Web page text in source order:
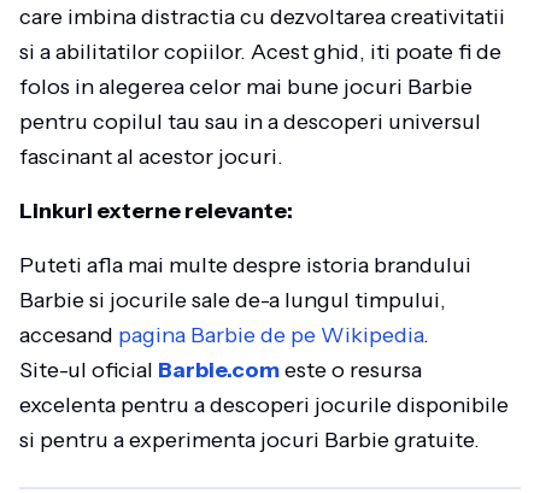
care imbina distractia cu dezvoltarea creativitatii
si a abilitatilor copiilor. Acest ghid, iti poate fi de
folos in alegerea celor mai bune jocuri Barbie
pentru copilul tau sau in a descoperi universul
fascinant al acestor jocuri.
Linkuri externe relevante:
Puteti afla mai multe despre istoria brandului
Barbie si jocurile sale de-a lungul timpului,
accesand pagina Barbie de pe Wikipedia.
Site-ul oficial Barbie.comeste o resursa
excelenta pentru a descoperi jocurile disponibile
si pentru a experimenta jocuri Barbie gratuite.